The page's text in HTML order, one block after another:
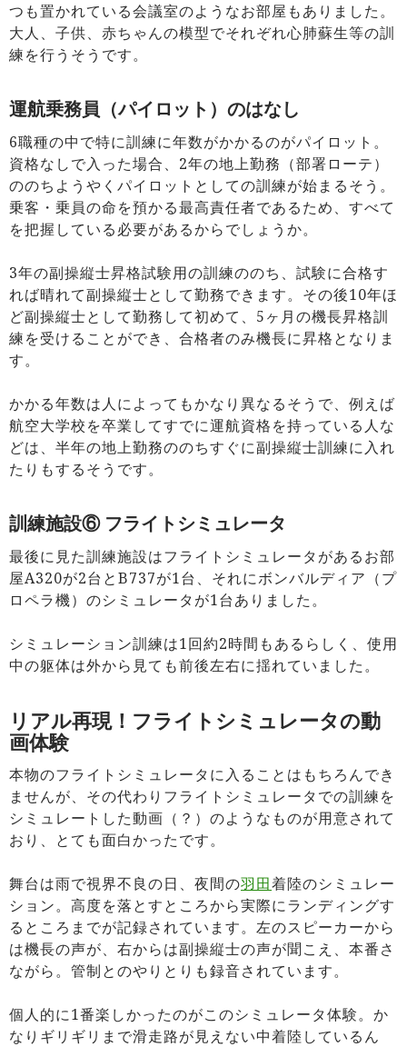
つも置かれている会議室のようなお部屋もありました。
大人、子供、赤ちゃんの模型でそれぞれ心肺蘇生等の訓
練を行うそうです。
運航乗務員（パイロット）のはなし
6職種の中で特に訓練に年数がかかるのがパイロット。
資格なしで入った場合、2年の地上勤務（部署ローテ）
ののちようやくパイロットとしての訓練が始まるそう。
乗客・乗員の命を預かる最高責任者であるため、すべて
を把握している必要があるからでしょうか。
3年の副操縦士昇格試験用の訓練ののち、試験に合格す
れば晴れて副操縦士として勤務できます。その後10年ほ
ど副操縦士として勤務して初めて、5ヶ月の機長昇格訓
練を受けることができ、合格者のみ機長に昇格となりま
す。
かかる年数は人によってもかなり異なるそうで、例えば
航空大学校を卒業してすでに運航資格を持っている人な
どは、半年の地上勤務ののちすぐに副操縦士訓練に入れ
たりもするそうです。
訓練施設⑥ フライトシミュレータ
最後に見た訓練施設はフライトシミュレータがあるお部
屋A320が2台とB737が1台、それにボンバルディア（プ
ロペラ機）のシミュレータが1台ありました。
シミュレーション訓練は1回約2時間もあるらしく、使用
中の躯体は外から見ても前後左右に揺れていました。
リアル再現！フライトシミュレータの動
画体験
本物のフライトシミュレータに入ることはもちろんでき
ませんが、その代わりフライトシミュレータでの訓練を
シミュレートした動画（？）のようなものが用意されて
おり、とても面白かったです。
舞台は雨で視界不良の日、夜間の羽田着陸のシミュレー
ション。高度を落とすところから実際にランディングす
るところまでが記録されています。左のスピーカーから
は機長の声が、右からは副操縦士の声が聞こえ、本番さ
ながら。管制とのやりとりも録音されています。
個人的に1番楽しかったのがこのシミュレータ体験。か
なりギリギリまで滑走路が見えない中着陸しているん